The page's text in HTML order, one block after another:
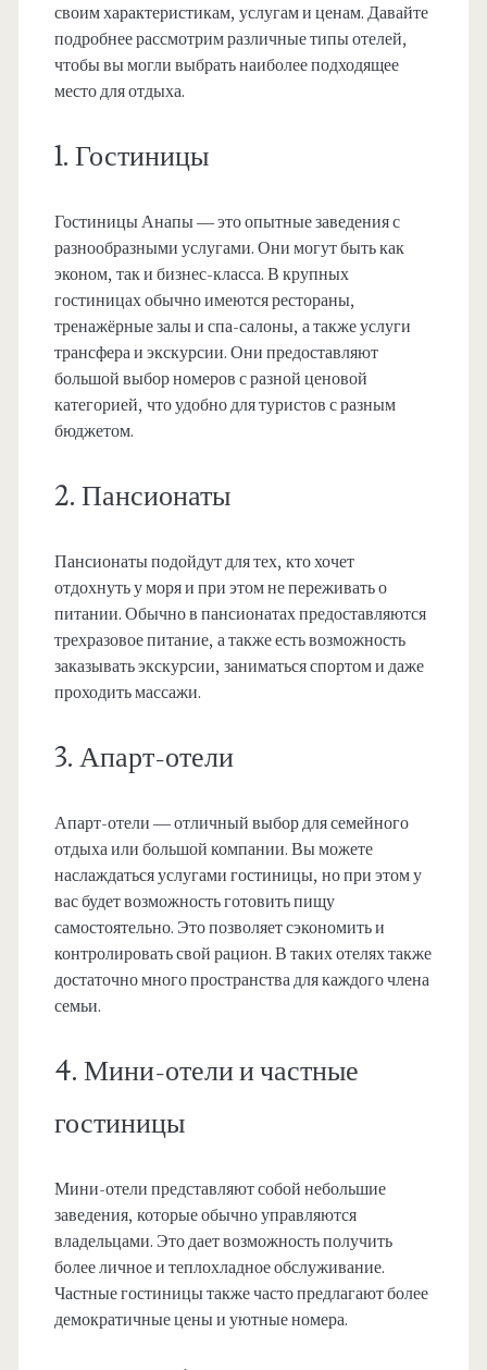
своим характеристикам, услугам и ценам. Давайте
подробнее рассмотрим различные типы отелей,
чтобы вы могли выбрать наиболее подходящее
место для отдыха.
1. Гостиницы
Гостиницы Анапы — это опытные заведения с
разнообразными услугами. Они могут быть как
эконом, так и бизнес-класса. В крупных
гостиницах обычно имеются рестораны,
тренажёрные залы и спа-салоны, а также услуги
трансфера и экскурсии. Они предоставляют
большой выбор номеров с разной ценовой
категорией, что удобно для туристов с разным
бюджетом.
2. Пансионаты
Пансионаты подойдут для тех, кто хочет
отдохнуть у моря и при этом не переживать о
питании. Обычно в пансионатах предоставляются
трехразовое питание, а также есть возможность
заказывать экскурсии, заниматься спортом и даже
проходить массажи.
3. Апарт-отели
Апарт-отели — отличный выбор для семейного
отдыха или большой компании. Вы можете
наслаждаться услугами гостиницы, но при этом у
вас будет возможность готовить пищу
самостоятельно. Это позволяет сэкономить и
контролировать свой рацион. В таких отелях также
достаточно много пространства для каждого члена
семьи.
4. Мини-отели и частные
гостиницы
Мини-отели представляют собой небольшие
заведения, которые обычно управляются
владельцами. Это дает возможность получить
более личное и теплохладное обслуживание.
Частные гостиницы также часто предлагают более
демократичные цены и уютные номера.